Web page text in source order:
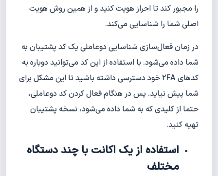
را مجبور کند تا احراز هویت کنید و از همین روش هویت
اصلی شما را شناسایی می‌کند.
در زمان فعال‌سازی شناسایی دو‌عاملی یک کد پشتیبان به
شما داده می‌شود. با استفاده از این کد می‌توانید دوباره به
کدهای 2FA خود دسترسی داشته باشید تا این مشکل برای
شما پیش نیاید. پس در هنگام فعال کردن کد دوعاملی،
حتما از کلیدی که به شما داده می‌شود، نسخه پشتیبان
تهیه کنید.
استفاده از یک اکانت با چند دستگاه
مختلف